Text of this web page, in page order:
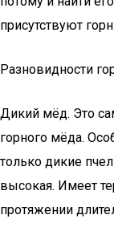
присутствуют
Разновидности
Дикий мёд. Это
горного мёда.
только дикие
высокая. Имеет
протяжении